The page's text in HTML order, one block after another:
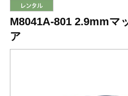
M8041A-801 2.9mmマ
ア